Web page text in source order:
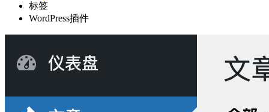
标签
WordPress插件